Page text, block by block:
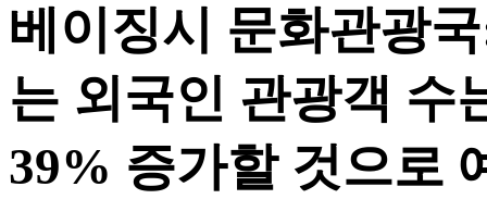
베이징시 문화관광
는 외국인 관광객 수
39% 증가할 것으로